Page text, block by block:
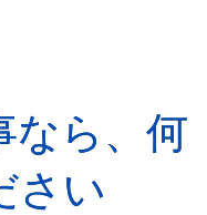
なら、何
さい